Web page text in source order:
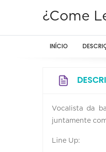
¿Come
INÍCIO
Vocalista da
juntamente
Line Up: